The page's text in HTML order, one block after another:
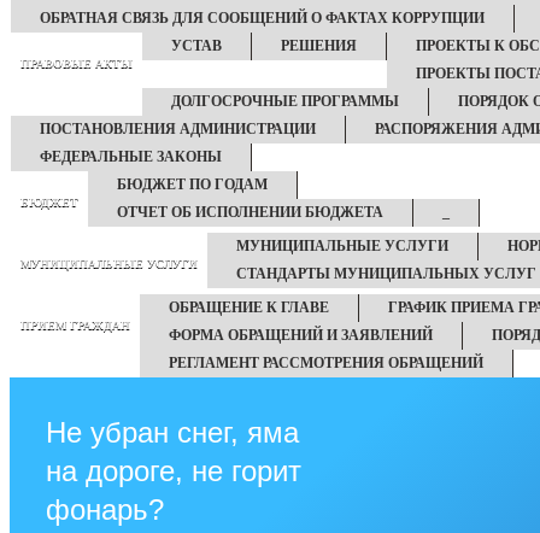
ОБРАТНАЯ СВЯЗЬ ДЛЯ СООБЩЕНИЙ О ФАКТАХ КОРРУПЦИИ
ПРАВОВЫЕ АКТЫ
УСТАВ РЕШЕНИЯ
ПРОЕКТЫ К
ПРОЕКТЫ
ДОЛГОСРОЧНЫЕ ПРОГРАММЫ
ПОРЯДОК
ПОСТАНОВЛЕНИЯ АДМИНИСТРАЦИИ
РАСПОРЯЖЕНИЯ
ФЕДЕРАЛЬНЫЕ ЗАКОНЫ
БЮДЖЕТ
БЮДЖЕТ ПО ГОДАМ
ОТЧЕТ ОБ ИСПОЛНЕНИИ БЮДЖЕТА
МУНИЦИПАЛЬНЫЕ УСЛУГИ
МУНИЦИПАЛЬНЫЕ УСЛУГИ
СТАНДАРТЫ МУНИЦИПАЛЬНЫХ УСЛУГ
ПРИЕМ ГРАЖДАН
ОБРАЩЕНИЕ К ГЛАВЕ
ГРАФИК ПРИЕМА
ФОРМА ОБРАЩЕНИЙ И ЗАЯВЛЕНИЙ
РЕГЛАМЕНТ РАССМОТРЕНИЯ ОБРАЩЕНИЙ
Не убран снег, яма
на дороге, не горит
фонарь?